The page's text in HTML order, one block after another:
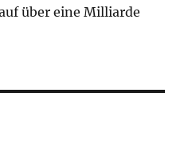
über eine Milliarde